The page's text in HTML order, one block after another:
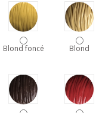
Blond foncé Blond